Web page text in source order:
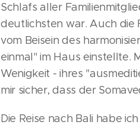
Schlafs aller
deutlichsten war. Auch die
vom Beisein des
einmal" im Haus einstellte.
Wenigkeit - ihres
mir sicher, dass der
Die Reise nach Bali habe